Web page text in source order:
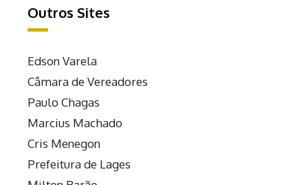
Outros Sites
Edson Varela
Câmara de Vereadores
Paulo Chagas
Marcius Machado
Cris Menegon
Prefeitura de Lages